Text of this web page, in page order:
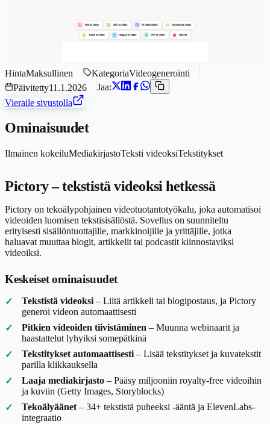
HintaMaksullinen KategoriaVideogenerointi
Päivitetty11.1.2026
Jaa:
Vieraile sivustolla
Ominaisuudet
Ilmainen kokeiluMediakirjastoTeksti videoksiTekstitykset
Pictory – tekstistä videoksi hetkessä
Pictory on tekoälypohjainen videotuotantotyökalu, joka automatisoi
videoiden luomisen tekstisisällöstä. Sovellus on suunniteltu
erityisesti sisällöntuottajille, markkinoijille ja yrittäjille, jotka
haluavat muuttaa blogit, artikkelit tai podcastit kiinnostaviksi
videoiksi.
Keskeiset ominaisuudet
Tekstistä videoksi – Liitä artikkeli tai blogipostaus, ja Pictory
generoi videon automaattisesti
Pitkien videoiden tiivistäminen – Muunna webinaarit ja
haastattelut lyhyiksi somepätkinä
Tekstitykset automaattisesti – Lisää tekstitykset ja kuvatekstit
parilla klikkauksella
Laaja mediakirjasto – Pääsy miljooniin royalty-free videoihin
ja kuviin (Getty Images, Storyblocks)
Tekoälyäänet – 34+ tekstistä puheeksi -ääntä ja ElevenLabs-
integraatio